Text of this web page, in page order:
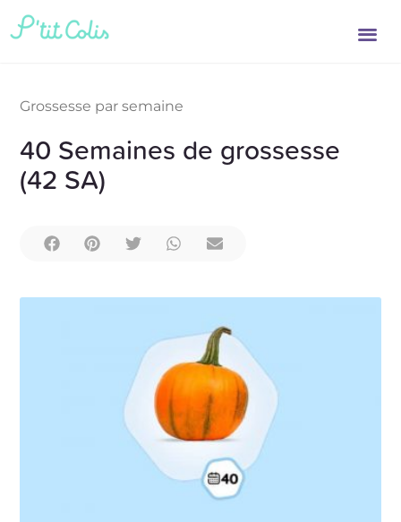
Grossesse par semaine
40 Semaines de grossesse
(42 SA)